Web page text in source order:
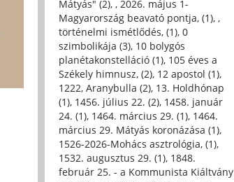
Mátyás" (2), , 2026. május 1-
Magyarország beavató pontja, (1), ,
történelmi ismétlődés, (1), 0
szimbolikája (3), 10 bolygós
planétakonstelláció (1), 105 éves a
Székely himnusz, (2), 12 apostol (1),
1222, Aranybulla (2), 13. Holdhónap
(1), 1456. július 22. (2), 1458. január
24. (1), 1464. március 29. (1), 1464.
március 29. Mátyás koronázása (1),
1526-2026-Mohács asztrológia, (1),
1532. augusztus 29. (1), 1848.
február 25. - a Kommunista Kiáltvány